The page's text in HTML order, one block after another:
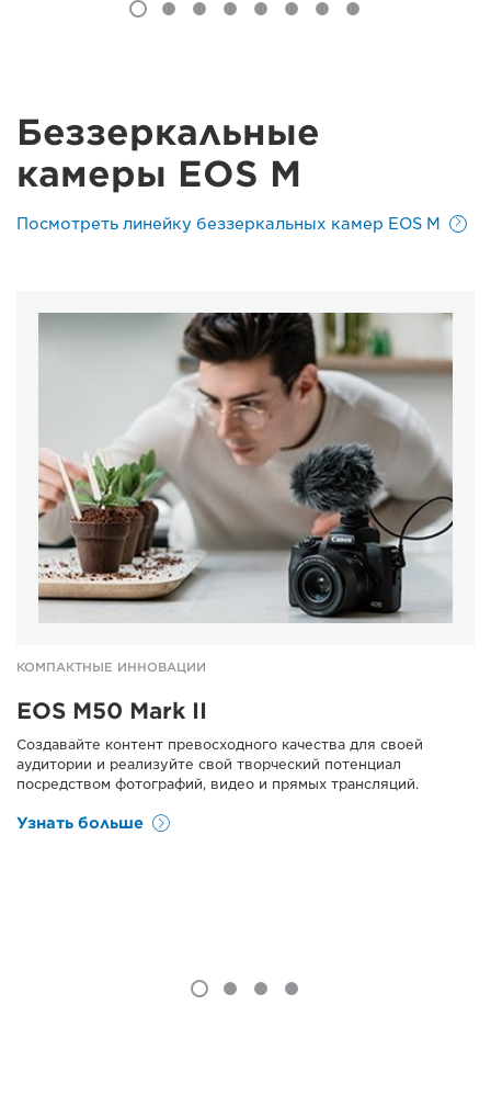
Беззеркальные
камеры EOS M
Посмотреть линейку беззеркальных камер EOS M
КОМПАКТНЫЕ ИННОВАЦИИ
EOS M50 Mark II
Создавайте контент превосходного качества для своей
аудитории и реализуйте свой творческий потенциал
посредством фотографий, видео и прямых трансляций.
Узнать больше